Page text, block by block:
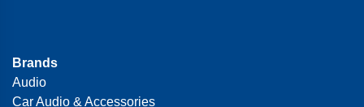
Brands
Audio
Car Audio & Accessories